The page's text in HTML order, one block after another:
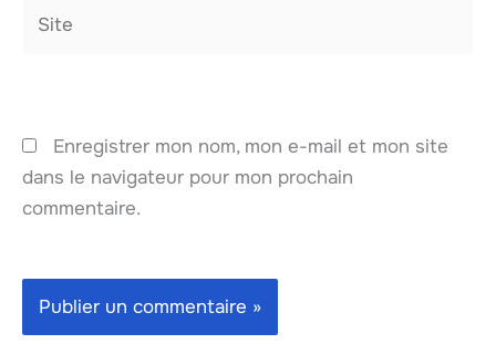
Enregistrer mon nom, mon e-mail et mon site
dans le navigateur pour mon prochain
commentaire.